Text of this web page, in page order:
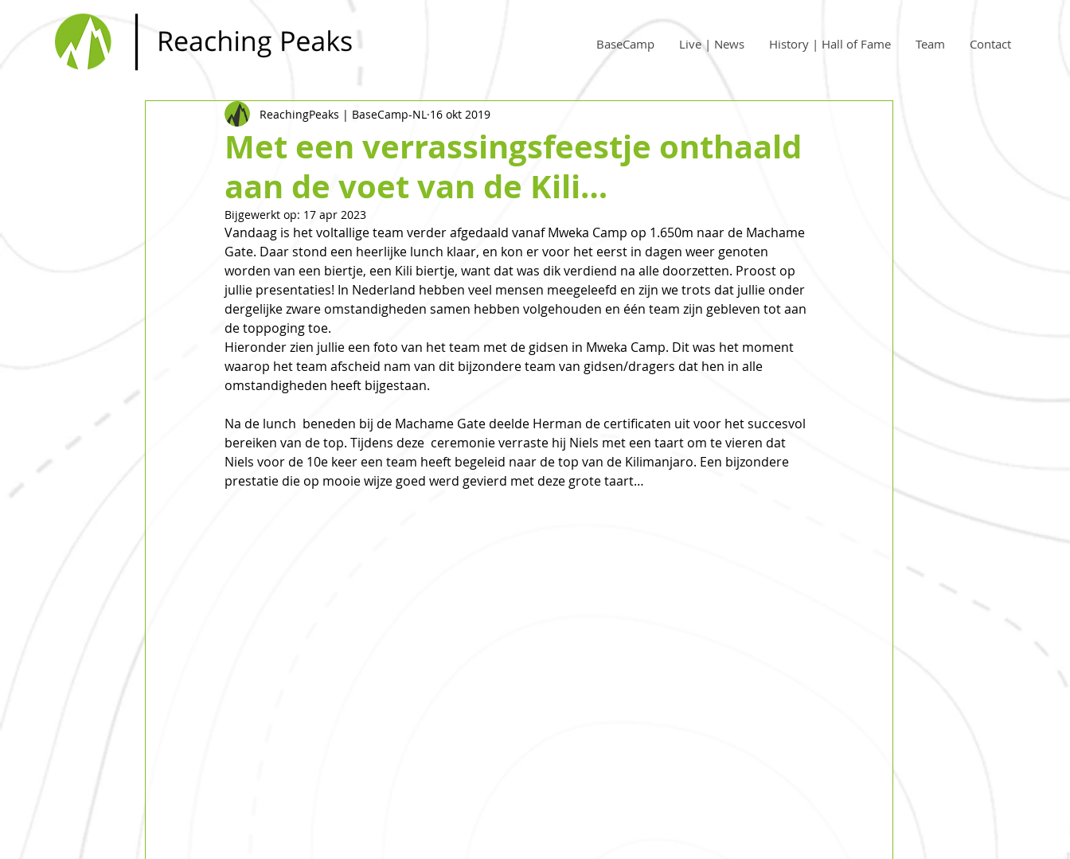
BaseCamp Live | News History | Hall of Fame Team Contact
Met een verrassingsfeestje onthaald
aan de voet van de Kili…
ReachingPeaks | BaseCamp-NL 16 okt 2019
Bijgewerkt op: 17 apr 2023
Vandaag is het voltallige team verder afgedaald vanaf Mweka Camp op 1.650m naar de Machame
Gate. Daar stond een heerlijke lunch klaar, en kon er voor het eerst in dagen weer genoten
worden van een biertje, een Kili biertje, want dat was dik verdiend na alle doorzetten. Proost op
jullie presentaties! In Nederland hebben veel mensen meegeleefd en zijn we trots dat jullie onder
dergelijke zware omstandigheden samen hebben volgehouden en één team zijn gebleven tot aan
de toppoging toe.
Hieronder zien jullie een foto van het team met de gidsen in Mweka Camp. Dit was het moment
waarop het team afscheid nam van dit bijzondere team van gidsen/dragers dat hen in alle
omstandigheden heeft bijgestaan.
Na de lunch  beneden bij de Machame Gate deelde Herman de certificaten uit voor het succesvol
bereiken van de top. Tijdens deze  ceremonie verraste hij Niels met een taart om te vieren dat
Niels voor de 10e keer een team heeft begeleid naar de top van de Kilimanjaro. Een bijzondere
prestatie die op mooie wijze goed werd gevierd met deze grote taart…